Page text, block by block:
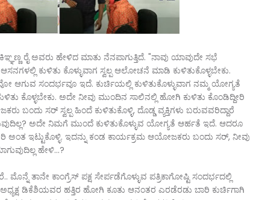
ರೈ ಅವರು ಹೇಳಿದ ಮಾತು ನೆನಪಾಗುತ್ತಿದೆ. "ನಾವು ಯಾವುದೇ ಸಭೆ
ಕುಳಿತು ಕೊಳ್ಳುವಾಗ ಸ್ವಲ್ಪ ಆಲೇೂಚನೆ ಮಾಡಿ ಕುಳಿತುಕೊಳ್ಳಬೇಕು.
ಸಂದರ್ಭವೂ ಇದೆ. ಕುರ್ಚಿಯಲ್ಲಿ ಕುಳಿತುಕೊಳ್ಳುವಾಗ ನಮ್ಮ ಯೇೂಗ್ಯತೆ
ಕೊಳ್ಳಬೇಕು. ಅದೇ ನೀವು ಮುಂದಿನ ಸಾಲಿನಲ್ಲಿ ಹೇೂಗಿ ಕುಳಿತು ಕೊಂಡಿದ್ದೀರಿ
ಬಂದು ಸರ್ ಸ್ವಲ್ಪ ಹಿಂದೆ ಕುಳಿತುಕೊಳ್ಳಿ, ದೊಡ್ಡ ವ್ಯಕ್ತಿಗಳು ಬರುವವರಿದ್ದಾರೆ
ಅದೇ ನಿಮಗೆ ಮುಂದೆ ಕುಳಿತುಕೊಳ್ಳುವ ಯೇೂಗ್ಯತೆ ಆರ್ಹತೆ ಇದೆ. ಆದರೂ
ಅಂತ ಇಟ್ಟುಕೊಳ್ಳಿ. ಇದನ್ನು ಕಂಡ ಕಾರ್ಯಕ್ರಮ ಆಯೇೂಜಕರು ಬಂದು ಸರ್, ನೀವು
ಹೇಳಿ...?
ತಾನೇ ಕಾಂಗ್ರೆಸ್ ಪಕ್ಷ ಸೇರ್ಪಡೆಗೊಳ್ಳುವ ಪತ್ರಿಕಾಗೇೂಷ್ಟಿ ಸಂದರ್ಭದಲ್ಲಿ
ಡಿಕೆಶಿಯವರ ಹತ್ತಿರ ಹೇೂಗಿ ಕೂತು ಆನಂತರ ಎರಡೆರಡು ಬಾರಿ ಕುರ್ಚಿಗಾಗಿ